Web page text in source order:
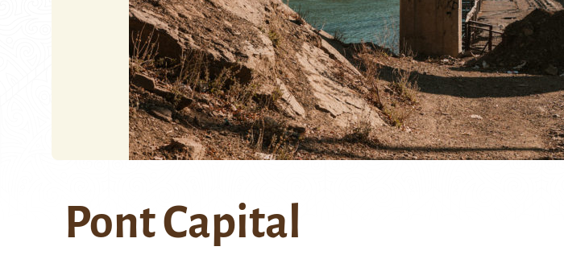
Pont Capital